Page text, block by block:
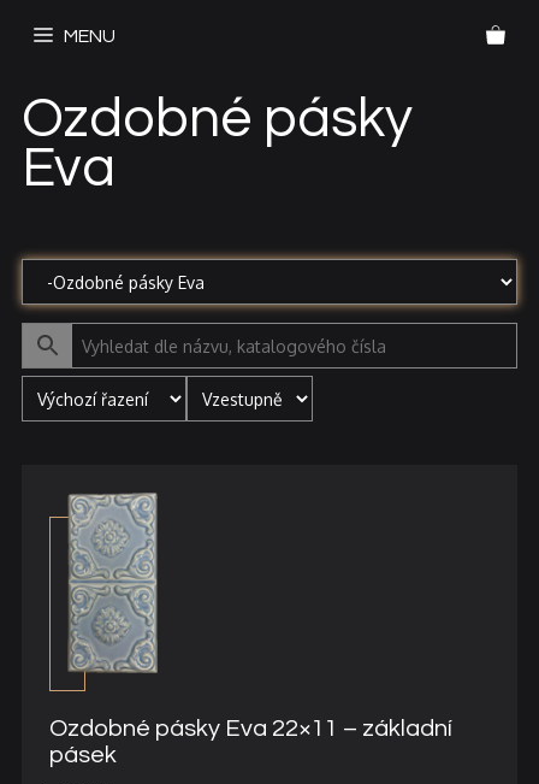
MENU
Ozdobné pásky
Eva
Ozdobné pásky Eva 22×11 – základní
pásek